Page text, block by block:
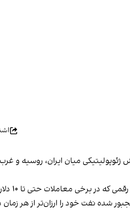
ژئوپولیتیکی میان ایران، روسیه و
بر اساس گزارش منابع تجاری، تخفیف نفت سبک ایران نسبت به
شده نفت خود را ارزان‌تر از هر زمان